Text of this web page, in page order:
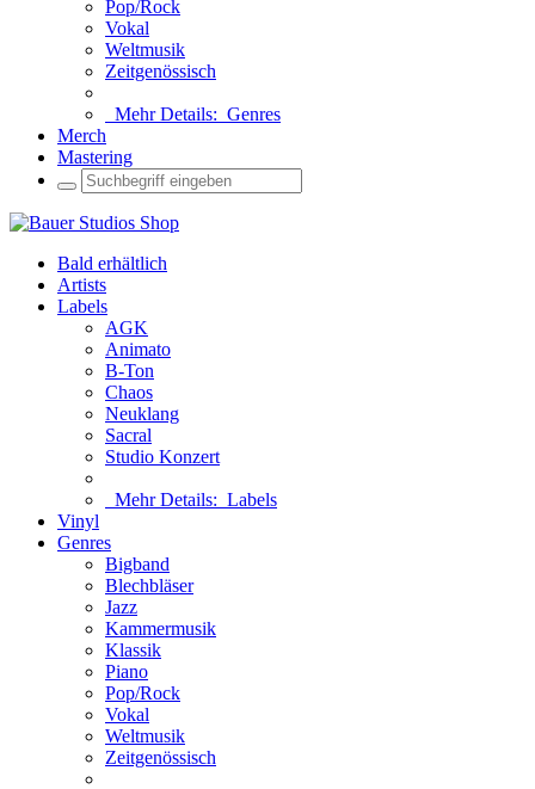
Pop/Rock
Vokal
Weltmusik
Zeitgenössisch
Mehr Details: Genres
Merch
Mastering
Bald erhältlich
Artists
Labels
AGK
Animato
B-Ton
Chaos
Neuklang
Sacral
Studio Konzert
Mehr Details: Labels
Vinyl
Genres
Bigband
Blechbläser
Jazz
Kammermusik
Klassik
Piano
Pop/Rock
Vokal
Weltmusik
Zeitgenössisch